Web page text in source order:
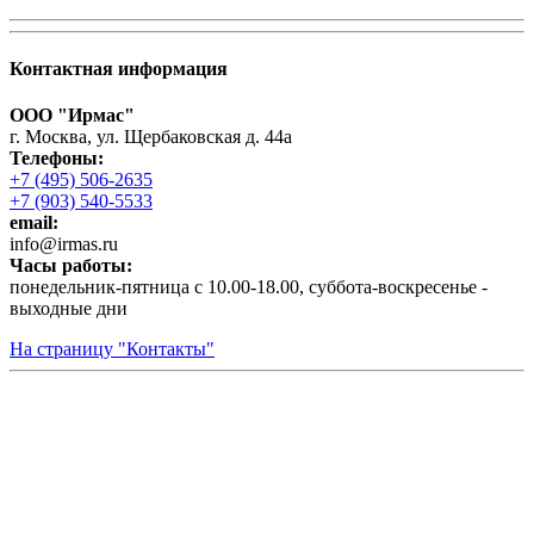
Контактная информация
ООО "Ирмас"
г. Москва, ул. Щербаковская д. 44а
Телефоны:
+7 (495) 506-2635
+7 (903) 540-5533
email:
infо@irmas.ru
Часы работы:
понедельник-пятница с 10.00-18.00, суббота-воскресенье -
выходные дни
На страницу "Контакты"